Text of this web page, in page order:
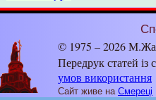
© 1975 – 2026
Передрук статей із
умов використання
Сайт живе на Смереці